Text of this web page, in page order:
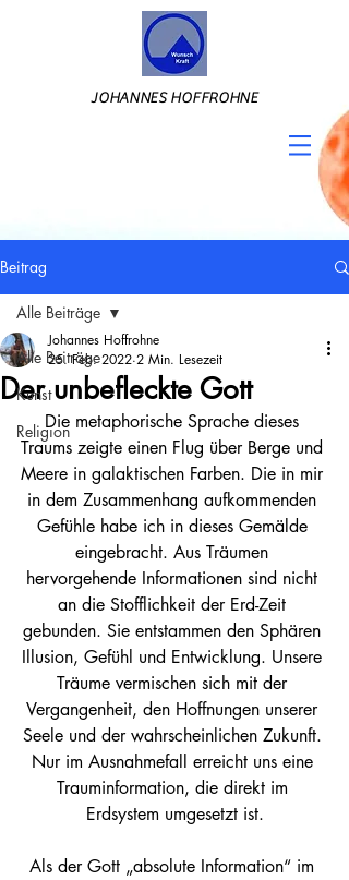
JOHANNES HOFFROHNE
Beitrag
Alle Beiträge
Kunst
Religion
Alle Beiträge
Der unbefleckte Gott
Johannes Hoffrohne
25. Feb. 2022 2 Min. Lesezeit
Die metaphorische Sprache dieses
Traums zeigte einen Flug über Berge und
Meere in galaktischen Farben. Die in mir
in dem Zusammenhang aufkommenden
Gefühle habe ich in dieses Gemälde
eingebracht. Aus Träumen
hervorgehende Informationen sind nicht
an die Stofflichkeit der Erd-Zeit
gebunden. Sie entstammen den Sphären
Illusion, Gefühl und Entwicklung. Unsere
Träume vermischen sich mit der
Vergangenheit, den Hoffnungen unserer
Seele und der wahrscheinlichen Zukunft.
Nur im Ausnahmefall erreicht uns eine
Trauminformation, die direkt im
Erdsystem umgesetzt ist.
Als der Gott „absolute Information“ im